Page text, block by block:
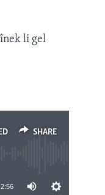
li gel
SHARE
2:56